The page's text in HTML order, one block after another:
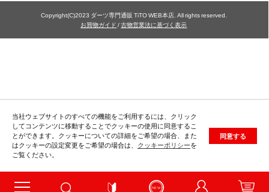
当社ウェブサイトのすべての機能をご利用するには、クリック
してコンテンツに移動することでクッキーの使用に同意するこ
とができます。クッキーについての詳細をご希望の場合、また
はクッキーの設定変更をご希望の場合は、 クッキーポリシーを
ご覧ください。
同意する
Copyright(C)2023 ダーツ専門通販 TiTO WEB本店. All rights reserved.
お買物ガイド /古物営業法に基づく表示